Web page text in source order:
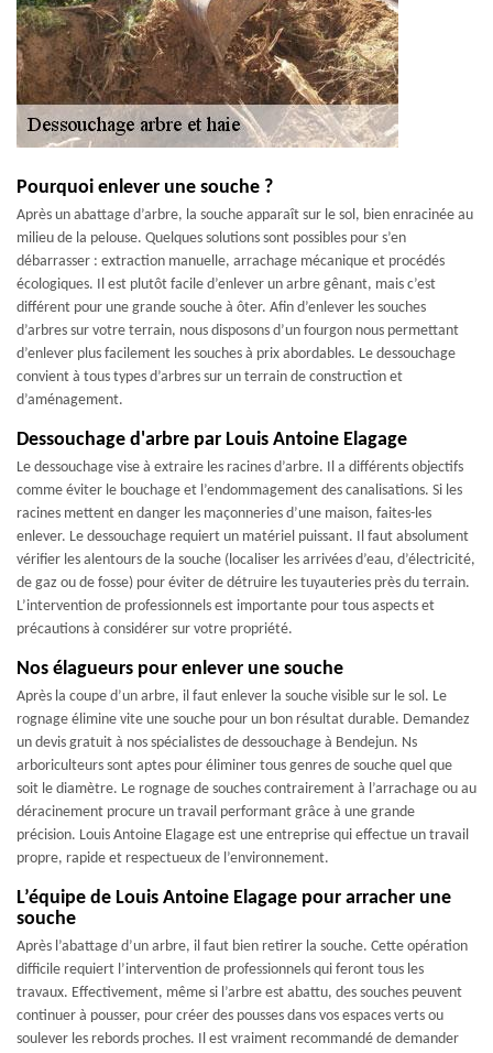
Pourquoi enlever une souche ?
Après un abattage d’arbre, la souche apparaît sur le sol, bien enracinée au
milieu de la pelouse. Quelques solutions sont possibles pour s’en
débarrasser : extraction manuelle, arrachage mécanique et procédés
écologiques. Il est plutôt facile d’enlever un arbre gênant, mais c’est
différent pour une grande souche à ôter. Afin d’enlever les souches
d’arbres sur votre terrain, nous disposons d’un fourgon nous permettant
d’enlever plus facilement les souches à prix abordables. Le dessouchage
convient à tous types d’arbres sur un terrain de construction et
d’aménagement.
Dessouchage d'arbre par Louis Antoine Elagage
Le dessouchage vise à extraire les racines d’arbre. Il a différents objectifs
comme éviter le bouchage et l’endommagement des canalisations. Si les
racines mettent en danger les maçonneries d’une maison, faites-les
enlever. Le dessouchage requiert un matériel puissant. Il faut absolument
vérifier les alentours de la souche (localiser les arrivées d’eau, d’électricité,
de gaz ou de fosse) pour éviter de détruire les tuyauteries près du terrain.
L’intervention de professionnels est importante pour tous aspects et
précautions à considérer sur votre propriété.
Nos élagueurs pour enlever une souche
Après la coupe d’un arbre, il faut enlever la souche visible sur le sol. Le
rognage élimine vite une souche pour un bon résultat durable. Demandez
un devis gratuit à nos spécialistes de dessouchage à Bendejun. Ns
arboriculteurs sont aptes pour éliminer tous genres de souche quel que
soit le diamètre. Le rognage de souches contrairement à l’arrachage ou au
déracinement procure un travail performant grâce à une grande
précision. Louis Antoine Elagage est une entreprise qui effectue un travail
propre, rapide et respectueux de l’environnement.
L’équipe de Louis Antoine Elagage pour arracher une
souche
Après l’abattage d’un arbre, il faut bien retirer la souche. Cette opération
difficile requiert l’intervention de professionnels qui feront tous les
travaux. Effectivement, même si l’arbre est abattu, des souches peuvent
continuer à pousser, pour créer des pousses dans vos espaces verts ou
soulever les rebords proches. Il est vraiment recommandé de demander